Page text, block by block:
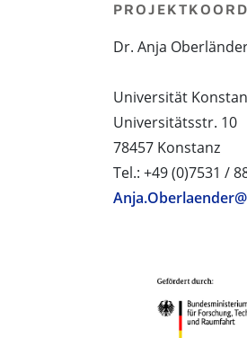
Dr. Anja
Universität
Universitätsstr. 10
78457 Konstanz
Tel.: +49 (0)7531 /